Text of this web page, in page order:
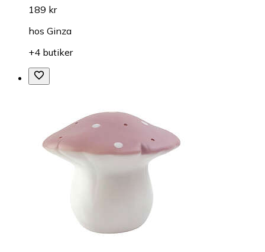
189 kr
hos Ginza
+4 butiker